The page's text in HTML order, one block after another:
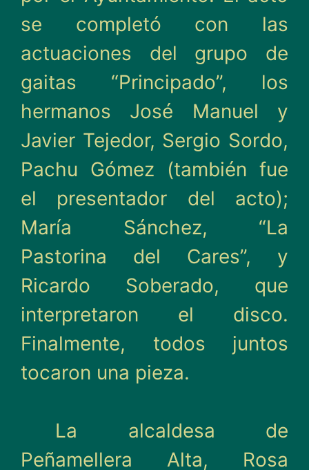
se completó con las
actuaciones del grupo de
gaitas “Principado”, los
hermanos José Manuel y
Javier Tejedor, Sergio Sordo,
Pachu Gómez (también fue
el presentador del acto);
María Sánchez, “La
Pastorina del Cares”, y
Ricardo Soberado, que
interpretaron el disco.
Finalmente, todos juntos
tocaron una pieza.
La alcaldesa de
Peñamellera Alta, Rosa